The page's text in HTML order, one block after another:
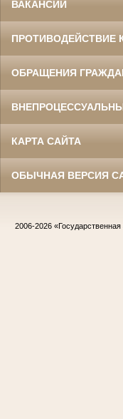
ВАКАНСИИ
ПРОТИВОДЕЙСТВИЕ
ОБРАЩЕНИЯ
КАРТА САЙТА
ОБЫЧНАЯ ВЕРСИЯ
2006-2026